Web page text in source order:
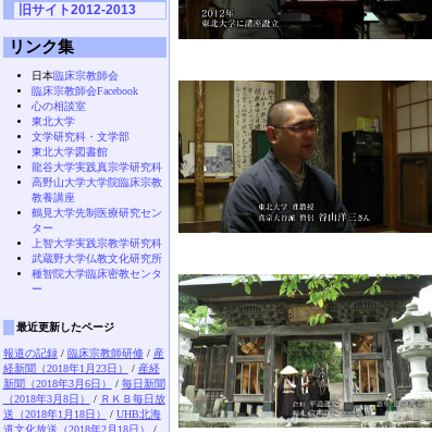
旧サイト2012-2013
リンク集
日本臨床宗教師会
臨床宗教師会Facebook
心の相談室
東北大学
文学研究科・文学部
東北大学図書館
龍谷大学実践真宗学研究科
高野山大学大学院臨床宗教
教養講座
鶴見大学先制医療研究セン
ター
上智大学実践宗教学研究科
武蔵野大学仏教文化研究所
種智院大学臨床密教センタ
ー
最近更新したページ
報道の記録/ 臨床宗教師研修/ 産
経新聞（2018年1月23日）
/ 産経
新聞（2018年3月6日）
/ 毎日新聞
（2018年3月8日）
/ ＲＫＢ毎日放
送（2018年1月18日）
/ UHB北海
道文化放送（2018年2月18日）
/